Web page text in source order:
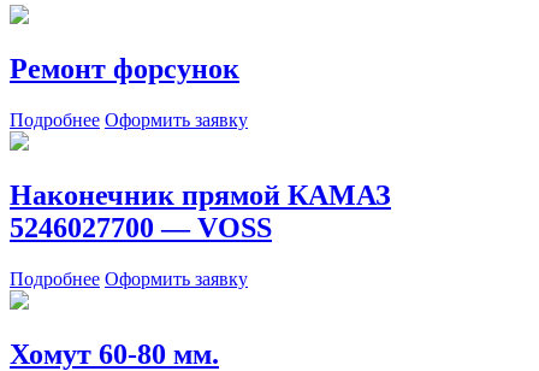
Ремонт форсунок
Подробнее Оформить заявку
Наконечник прямой КАМАЗ
5246027700 — VOSS
Подробнее Оформить заявку
Хомут 60-80 мм.